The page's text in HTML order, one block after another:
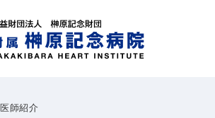
医師紹介